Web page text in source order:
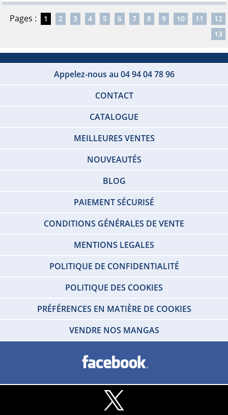
Pages : 1 2 3 4 5 6 7 8 9 10 11
12
13
Appelez-nous au 04 94 04 78 96
CONTACT
CATALOGUE
MEILLEURES VENTES
NOUVEAUTÉS
BLOG
PAIEMENT SÉCURISÉ
CONDITIONS GÉNÉRALES DE VENTE
MENTIONS LEGALES
POLITIQUE DE CONFIDENTIALITÉ
POLITIQUE DES COOKIES
PRÉFÉRENCES EN MATIÈRE DE COOKIES
VENDRE NOS MANGAS